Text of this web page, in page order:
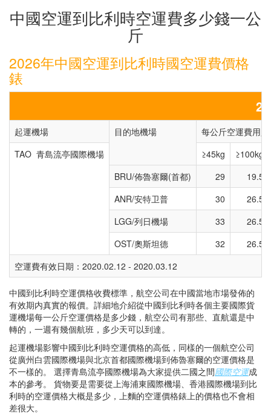
中國空運到比利時空運費多少錢一公
斤
2026年中國空運到比利時國空運費價格
錶
起運機場 目的地機場
每公斤空運費用
TAO 青島流亭國際機場
≥45kg
≥100kg
BRU/佈魯塞爾(首都)
29
19.5
ANR/安特卫普
30
26.5
LGG/列日機場
33
26.5
OST/奧斯坦德
32
26.5
空運費有效日期：2020.02.12 - 2020.03.12
中國到比利時空運價格收費標準，航空公司在中國當地市場發佈的
有效期内真實的報價。詳細地介紹從中國到比利時各個主要國際貨
運機場每一公斤空運價格是多少錢，航空公司有那些、直航還是中
轉的，一週有幾個航班，多少天可以到達。
起運機場影響中國到比利時空運價格的高低，同樣的一個航空公司
從廣州白雲國際機場與北京首都國際機場到佈魯塞爾的空運價格是
不一樣的。 選擇青島流亭國際機場為大家提供二國之間國際空運成
本的參考。 貨物要是需要從上海浦東國際機場、香港國際機場到比
利時的空運價格大概是多少，上麵的空運價格錶上的價格也不會相
差很大。